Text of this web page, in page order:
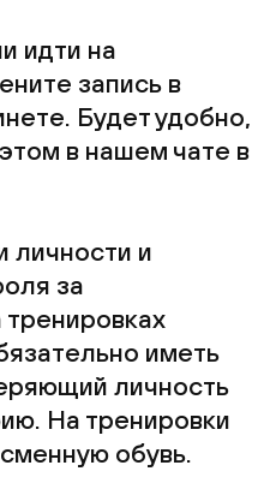
идти на
запись в
Будет удобно,
в нашем чате в
личности и
за
иметь
личность
На тренировки
обувь.